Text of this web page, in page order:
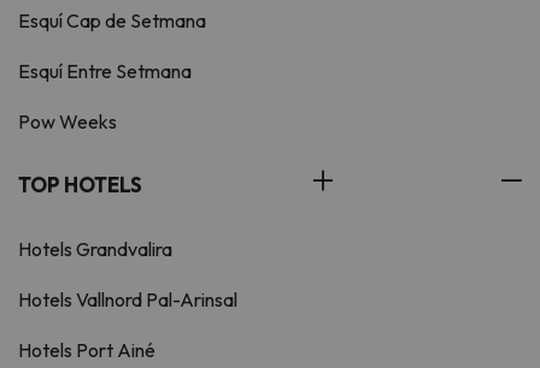
Esquí Cap de Setmana
Esquí Entre Setmana
Pow Weeks
TOP HOTELS
Hotels Grandvalira
Hotels Vallnord Pal-Arinsal
Hotels Port Ainé